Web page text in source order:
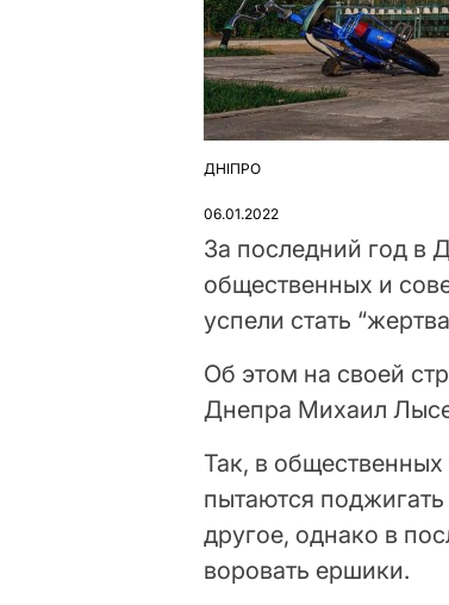
ОПУБЛІКУВАТИ
ДНІПРО
06.01.2022
За последний год в
общественных и
успели стать
Об этом на своей
Днепра Михаил
Так, в общественных
пытаются
другое, однако в
воровать ершики.